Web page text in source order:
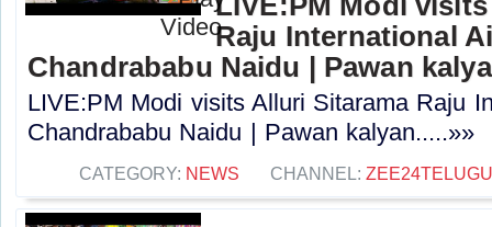
Raju International
Chandrababu Naidu | Pawan
LIVE:PM Modi visits Alluri Sitarama Raju
Chandrababu Naidu | Pawan kalyan.....»»
CATEGORY: NEWS CHANNEL: